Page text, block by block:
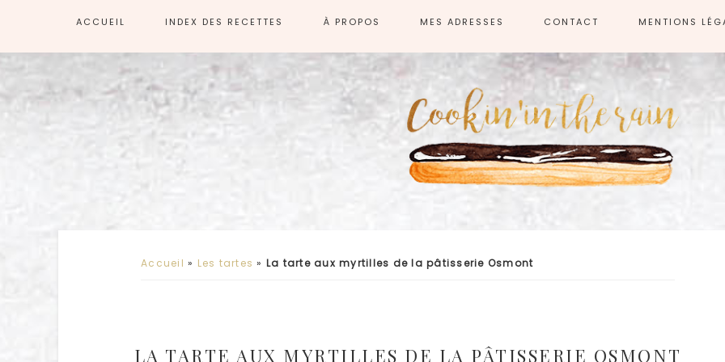
ACCUEIL INDEX DES RECETTES À PROPOS MES ADRESSES CONTACT MENTIONS
Accueil » Les tartes » La tarte aux myrtilles de la pâtisserie Osmont
LA TARTE AUX MYRTILLES DE LA PÂTISSERIE OSMONT